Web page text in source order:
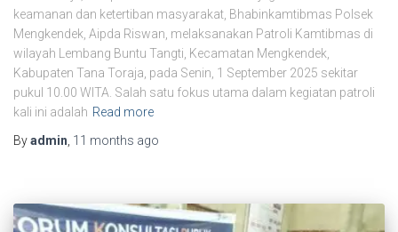
keamanan dan ketertiban masyarakat, Bhabinkamtibmas Polsek
Mengkendek, Aipda Riswan, melaksanakan Patroli Kamtibmas di
wilayah Lembang Buntu Tangti, Kecamatan Mengkendek,
Kabupaten Tana Toraja, pada Senin, 1 September 2025 sekitar
pukul 10.00 WITA. Salah satu fokus utama dalam kegiatan patroli
kali ini adalah Read more
Byadmin, 11 months ago